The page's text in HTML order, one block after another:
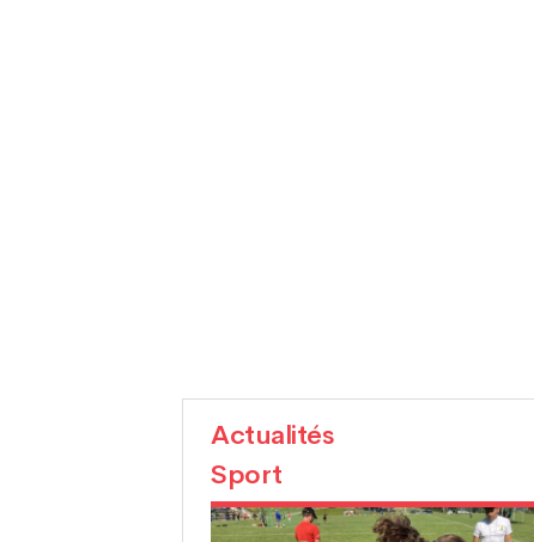
Actualités
Sport